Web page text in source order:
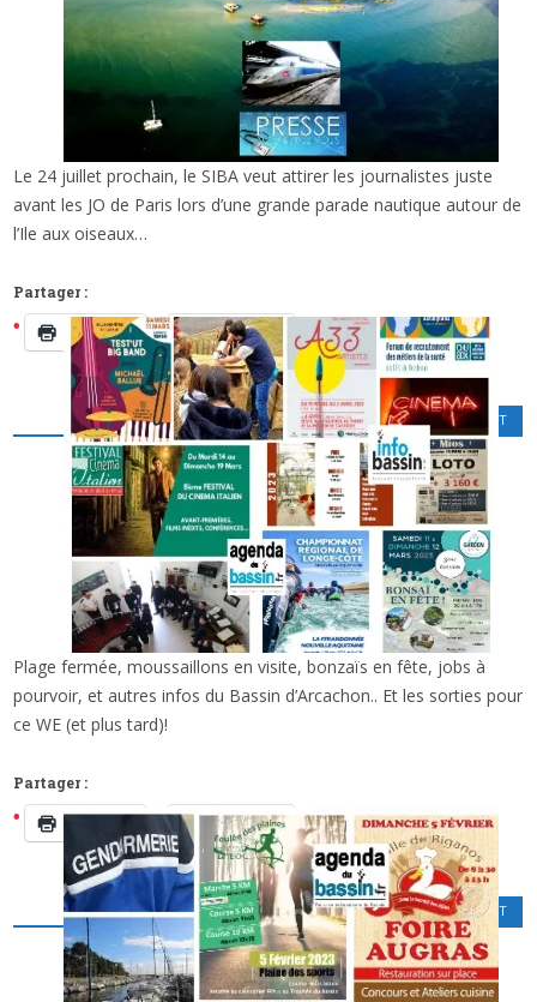
JO DE PARIS : COMMENT LE SIBA VA ATTIRER
LES JOURNALISTES SUR LE BASSIN…
Le 24 juillet prochain, le SIBA veut attirer les journalistes juste
avant les JO de Paris lors d’une grande parade nautique autour de
l’Ile aux oiseaux…
Partager :
Imprimer Facebook
POLITIQUE ET ECONOMIE,SPORT
INFOS ET SORTIES SUR LE BASSIN (ET
AILLEURS…)
Plage fermée, moussaillons en visite, bonzaïs en fête, jobs à
pourvoir, et autres infos du Bassin d’Arcachon.. Et les sorties pour
ce WE (et plus tard)!
Partager :
Facebook
CINÉMA,LOISIRS CULTURELS,SPORT